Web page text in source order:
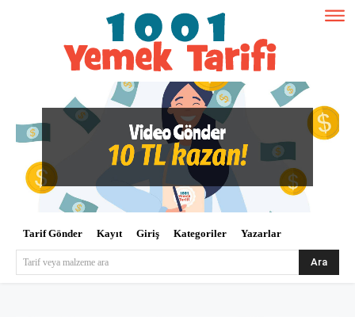
Tarif Gönder Kayıt Giriş Kategoriler Yazarlar
Tarif veya malzeme ara Ara